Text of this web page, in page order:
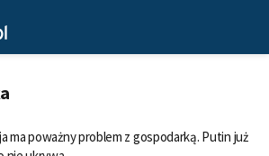
ma poważny problem z gospodarką. Putin już